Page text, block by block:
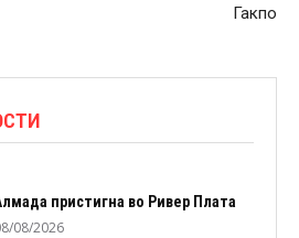
Гакпо
пристигна во Ривер Плата
08/2026